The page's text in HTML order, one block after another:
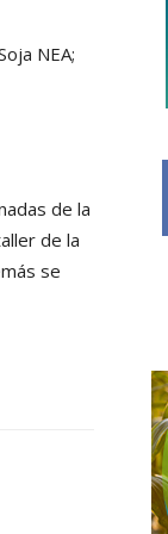
NEA;
de la
de la
se